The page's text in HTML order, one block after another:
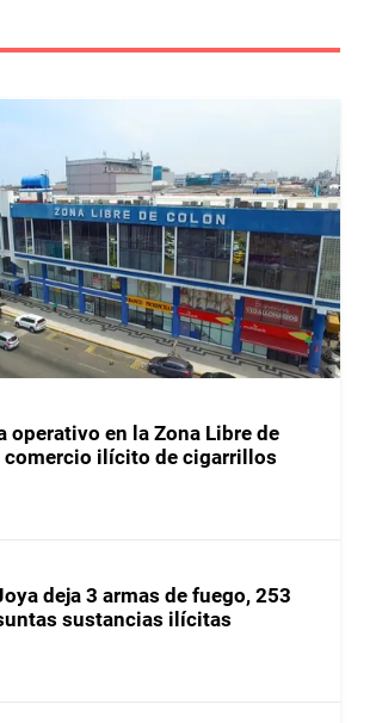
operativo en la Zona Libre de
comercio ilícito de cigarrillos
deja 3 armas de fuego, 253
sustancias ilícitas